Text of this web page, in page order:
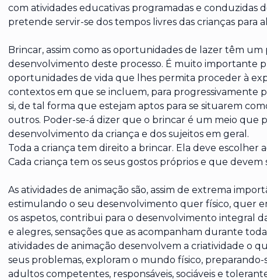
com atividades educativas programadas e conduzidas
pretende servir-se dos tempos livres das crianças para
Brincar, assim como as oportunidades de lazer têm
desenvolvimento deste processo. É muito importante
oportunidades de vida que lhes permita proceder à
contextos em que se incluem, para progressivamente
si, de tal forma que estejam aptos para se situarem
outros. Poder-se-á dizer que o brincar é um meio que
desenvolvimento da criança e dos sujeitos em geral.
Toda a criança tem direito a brincar. Ela deve escolher
Cada criança tem os seus gostos próprios e que devem
As atividades de animação são, assim de extrema
estimulando o seu desenvolvimento quer físico, quer
os aspetos, contribui para o desenvolvimento integral
e alegres, sensações que as acompanham durante
atividades de animação desenvolvem a criatividade o
seus problemas, exploram o mundo físico,
adultos competentes, responsáveis, sociáveis e